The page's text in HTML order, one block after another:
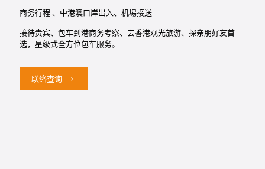
商务行程 、中港澳口岸出入、机埸接送
接待贵宾、包车到港商务考察、去香港观光旅游、探亲朋好友首
选，星级式全方位包车服务。
联络查询